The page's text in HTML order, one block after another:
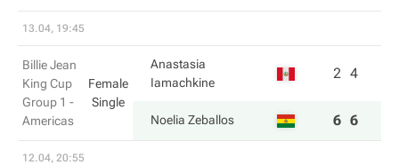
13.04, 19:45
Billie Jean
King Cup
Group 1 -
Americas
Female
Single
Anastasia
Iamachkine
2 4
Noelia Zeballos 6 6
12.04, 20:55